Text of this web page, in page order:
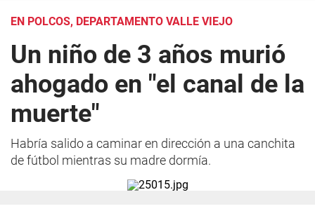
EN POLCOS, DEPARTAMENTO VALLE VIEJO
Un niño de 3 años murió
ahogado en "el canal de la
muerte"
Habría salido a caminar en dirección a una canchita
de fútbol mientras su madre dormía.